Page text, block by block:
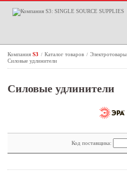
Компания S3 / Каталог товаров / Электротовары
Силовые удлинители
Силовые удлинители
Код поставщика: